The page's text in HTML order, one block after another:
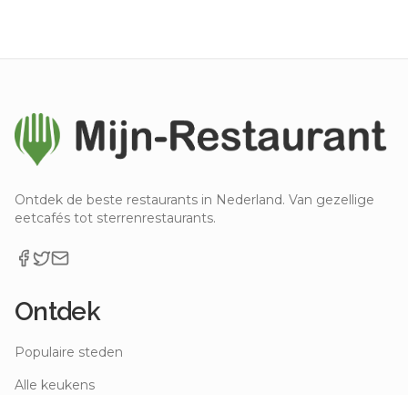
Ontdek de beste restaurants in Nederland. Van gezellige
eetcafés tot sterrenrestaurants.
Ontdek
Populaire steden
Alle keukens